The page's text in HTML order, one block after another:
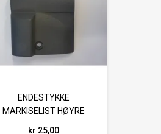
ENDESTYKKE
MARKISELIST HØYRE
kr 25,00